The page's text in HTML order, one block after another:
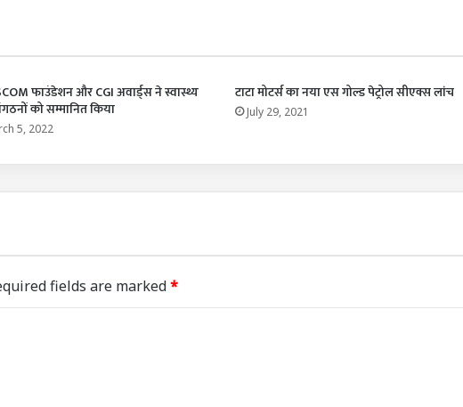
फाउंडेशन और CGI अवार्ड्स ने स्वास्थ्य
को सम्मानित किया
5, 2022
टाटा मोटर्स का नया एस गोल्ड पेट्रोल सीएक्स लांच
July 29, 2021
fields are marked*